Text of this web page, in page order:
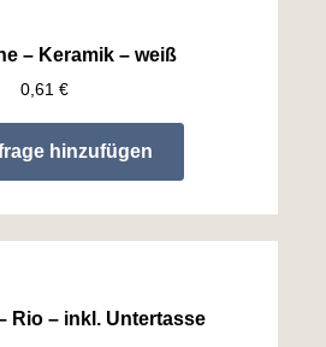
– Keramik – weiß
0,61 €
hinzufügen
Rio – inkl. Untertasse